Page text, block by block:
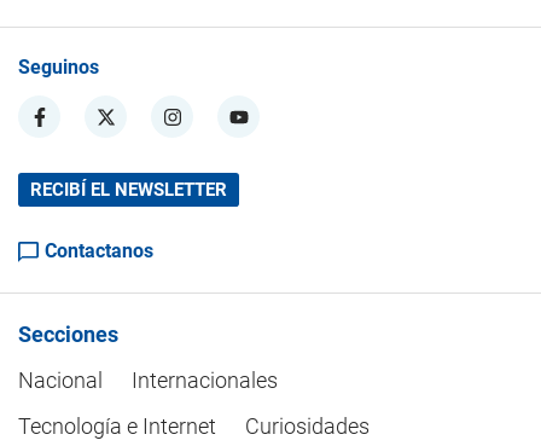
Seguinos
RECIBÍ EL NEWSLETTER
Contactanos
Secciones
Nacional
Internacionales
Tecnología e Internet
Curiosidades